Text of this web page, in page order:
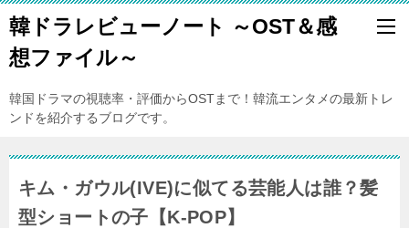
韓ドラレビューノート ～OST＆感
想ファイル～
韓国ドラマの視聴率・評価からOSTまで！韓流エンタメの最新トレ
ンドを紹介するブログです。
キム・ガウル(IVE)に似てる芸能人は誰？髪
型ショートの子【K-POP】